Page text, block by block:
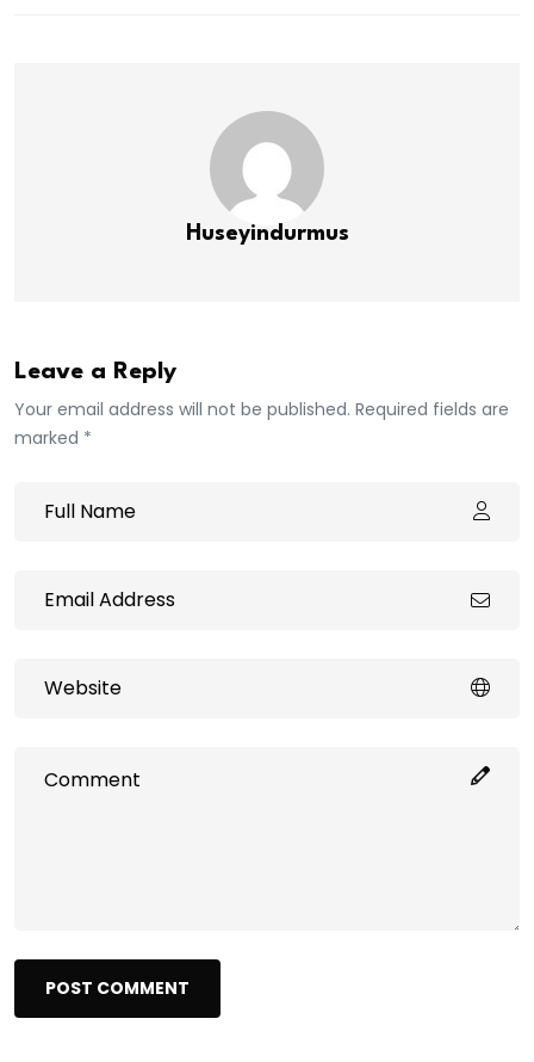
Huseyindurmus
Leave a Reply
Your email address will not be published. Required fields are
marked *
POST COMMENT